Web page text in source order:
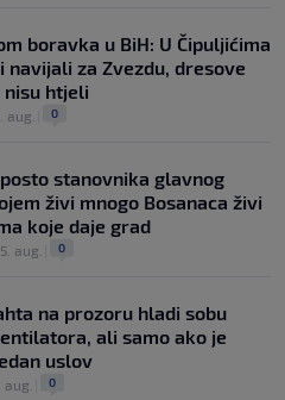
boravka u BiH: U Čipuljićima
navijali za Zvezdu, dresove
nisu htjeli
aug. 0
stanovnika glavnog
živi mnogo Bosanaca živi
koje daje grad
5. aug. 0
na prozoru hladi sobu
ali samo ako je
uslov
aug. 0